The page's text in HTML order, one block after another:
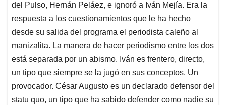
del Pulso, Hernán Peláez, e ignoró a Iván Mejía. Era la
respuesta a los cuestionamientos que le ha hecho
desde su salida del programa el periodista caleño al
manizalita. La manera de hacer periodismo entre los dos
está separada por un abismo. Iván es frentero, directo,
un tipo que siempre se la jugó en sus conceptos. Un
provocador. César Augusto es un declarado defensor del
statu quo, un tipo que ha sabido defender como nadie su